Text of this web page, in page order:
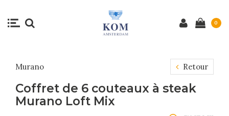
0
Murano Retour
Coffret de 6 couteaux à steak
Murano Loft Mix